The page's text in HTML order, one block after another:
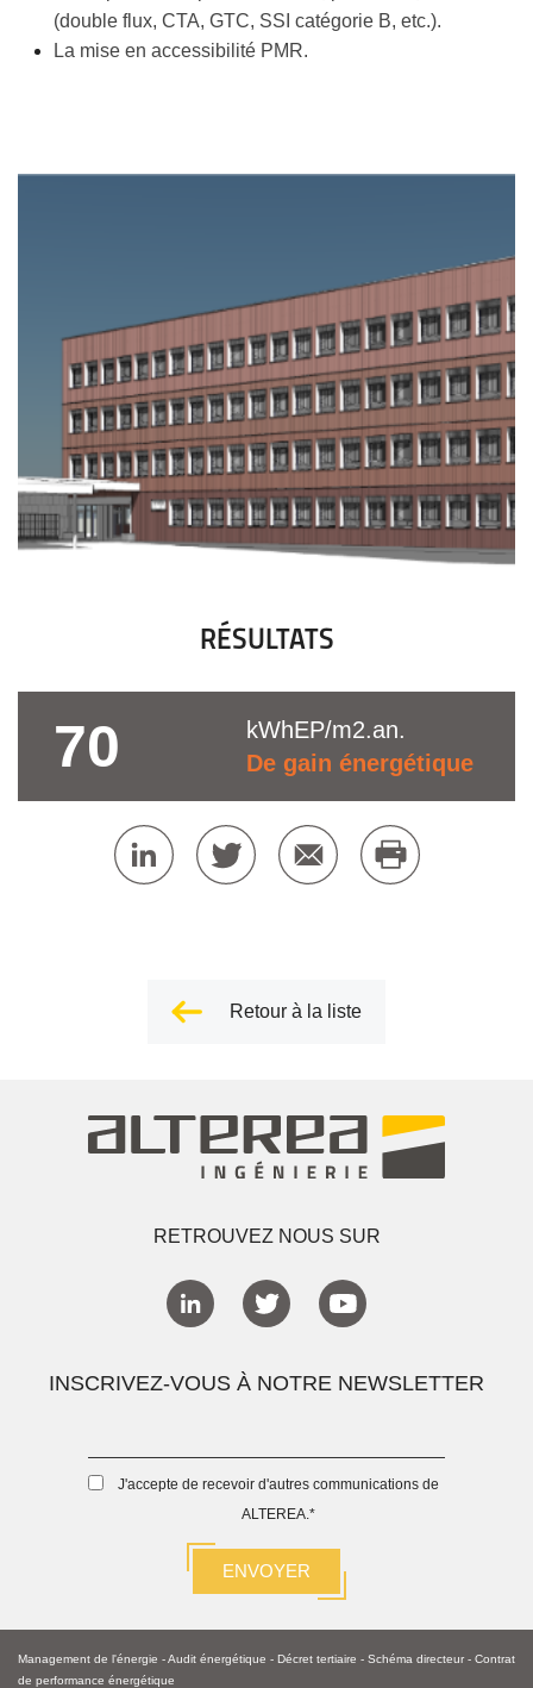
(double flux, CTA, GTC, SSI catégorie B, etc.).
La mise en accessibilité PMR.
RÉSULTATS
70
kWhEP/m2.an.
De gain énergétique
Retour à la liste
RETROUVEZ NOUS SUR
INSCRIVEZ-VOUS À NOTRE NEWSLETTER
J'accepte de recevoir d'autres communications de
ALTEREA. *
Management de l'énergie -Audit énergétique - Décret tertiaire - Schéma directeur - Contrat
de performance énergétique